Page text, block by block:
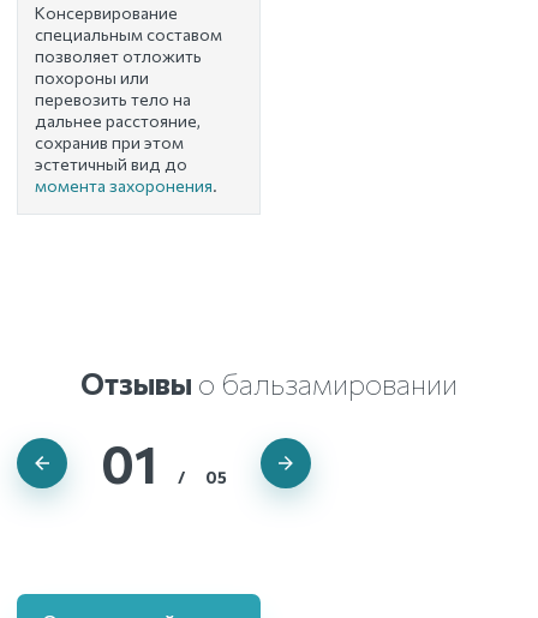
Консервирование
специальным составом
позволяет отложить
похороны или
перевозить тело на
дальнее расстояние,
сохранив при этом
эстетичный вид до
момента захоронения.
Отзывы о бальзамировании
01 / 05